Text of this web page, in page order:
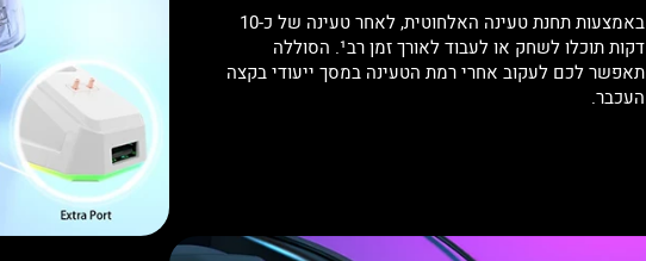
באמצעות תחנת טעינה האלחוטית, לאחר טעינה של כ-10
דקות תוכלו לשחק או לעבוד לאורך זמן רב¹. הסוללה
תאפשר לכם לעקוב אחרי רמת הטעינה במסך ייעודי בקצה
העכבר.